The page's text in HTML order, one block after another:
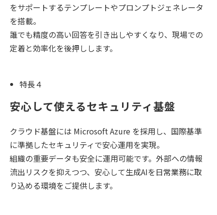
をサポートするテンプレートやプロンプトジェネレータ
を搭載。
誰でも精度の高い回答を引き出しやすくなり、現場での
定着と効率化を後押しします。
特長４
安心して使えるセキュリティ基盤
クラウド基盤には Microsoft Azure を採用し、国際基準
に準拠したセキュリティで安心運用を実現。
組織の重要データも安全に運用可能です。外部への情報
流出リスクを抑えつつ、安心して生成AIを日常業務に取
り込める環境をご提供します。